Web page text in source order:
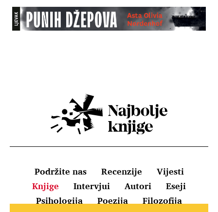
Podržite nas Recenzije
Vijesti
Knjige
Intervjui Autori
Eseji
Psihologija
Poezija Filozofija